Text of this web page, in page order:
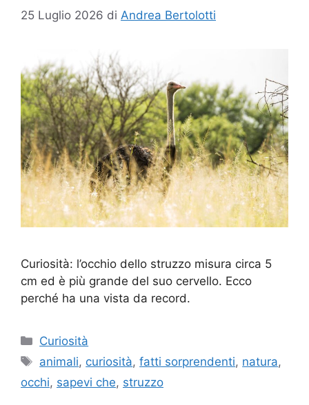
25 Luglio 2026 di Andrea Bertolotti
Curiosità: l’occhio dello struzzo misura circa 5
cm ed è più grande del suo cervello. Ecco
perché ha una vista da record.
Categorie
Curiosità
Tag
animali, curiosità,fatti sorprendenti, natura,
occhi, sapevi che, struzzo